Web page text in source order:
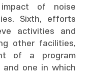
of noise
Sixth, efforts
activities and
other facilities,
of a program
one in which